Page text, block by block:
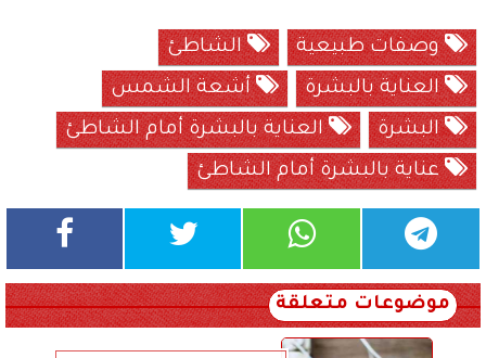
وصفات طبيعية
الشاطئ
العناية بالبشرة
أشعة الشمس
البشرة
العناية بالبشرة أمام الشاطئ
عناية بالبشرة أمام الشاطئ
موضوعات متعلقة